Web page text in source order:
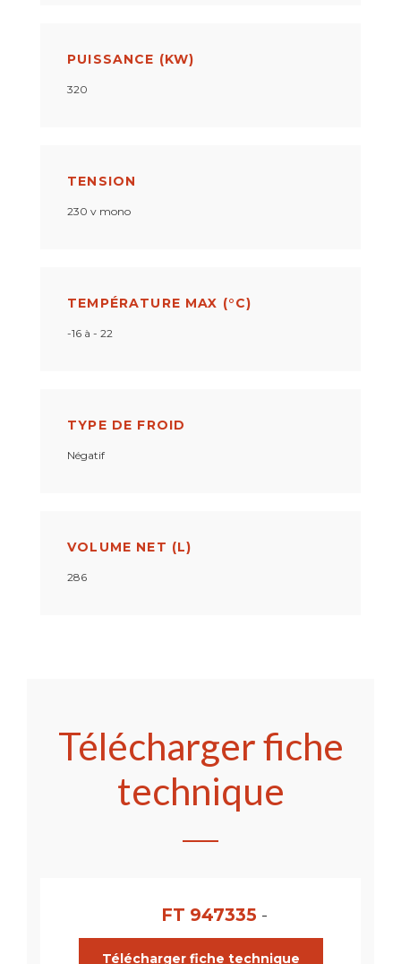
PUISSANCE (KW)
320
TENSION
230 v mono
TEMPÉRATURE MAX (°C)
-16 à - 22
TYPE DE FROID
Négatif
VOLUME NET (L)
286
Télécharger fiche
technique
FT 947335 -
Télécharger fiche technique